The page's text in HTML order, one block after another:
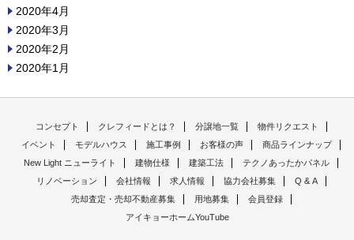
2020年4月
2020年3月
2020年2月
2020年1月
コンセプト クレフィードとは？ 分譲地一覧
物件リクエスト
イベント
モデルハウス 施工事例 お客様の声
商品ラインナップ
New Light ニューライト
建物仕様 建築工法
テクノあったかパネル
リノベーション
会社情報 求人情報 協力会社募集
Q & A
売却査定・売却不動産募集
用地募集
会員登録
アイキョーホームYouTube